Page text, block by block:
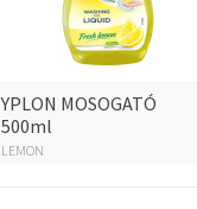
YPLON MOSOGATÓ
500ml
LEMON